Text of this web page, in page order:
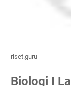
riset.guru
Biologi I